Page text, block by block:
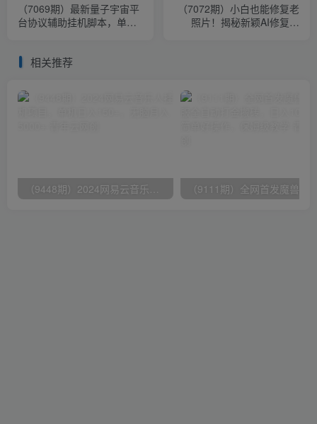
（7069期）最新量子宇宙平
台协议辅助挂机脚本，单号
（7072期）小白也能修复老
照片！揭秘新颖AI修复项
相关推荐